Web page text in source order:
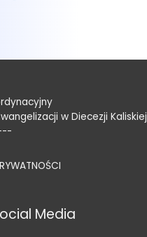
w Diecezji Kaliskiej
Media